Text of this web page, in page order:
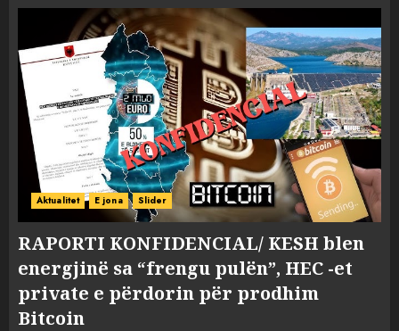
Aktualitet E jona Slider
RAPORTI KONFIDENCIAL/ KESH blen
energjinë sa “frengu pulën”, HEC -et
private e përdorin për prodhim
Bitcoin